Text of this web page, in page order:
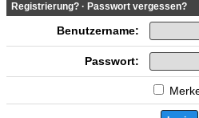
Registrierung? · Passwort vergessen?
Benutzername:
Passwort: